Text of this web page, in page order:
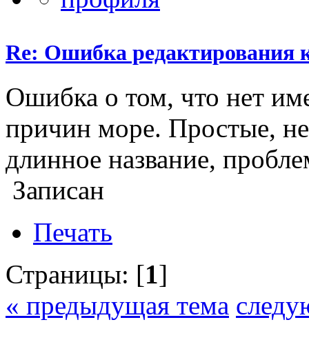
Re: Ошибка редактирования
Ошибка о том, что нет
причин море. Простые,
длинное название,
Записан
Печать
Страницы: [1]
« предыдущая тема